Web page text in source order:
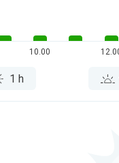
10.00
1 h